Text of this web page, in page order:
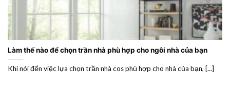
Làm thế nào để chọn trần nhà phù hợp cho ngôi nhà của bạn
Khi nói đến việc lựa chọn trần nhà cos phù hợp cho nhà của bạn, [...]